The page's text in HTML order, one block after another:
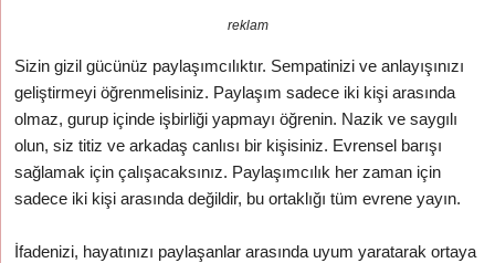
reklam
Sizin gizil gücünüz paylaşımcılıktır. Sempatinizi ve anlayışınızı
geliştirmeyi öğrenmelisiniz. Paylaşım sadece iki kişi arasında
olmaz, gurup içinde işbirliği yapmayı öğrenin. Nazik ve saygılı
olun, siz titiz ve arkadaş canlısı bir kişisiniz. Evrensel barışı
sağlamak için çalışacaksınız. Paylaşımcılık her zaman için
sadece iki kişi arasında değildir, bu ortaklığı tüm evrene yayın.
İfadenizi, hayatınızı paylaşanlar arasında uyum yaratarak ortaya